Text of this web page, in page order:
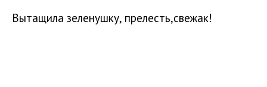
Вытащила зеленушку, прелесть,свежак!